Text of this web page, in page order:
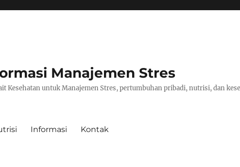
Manajemen Stres
Kesehatan untuk Manajemen Stres, pertumbuhan pribadi, nutrisi, dan
Informasi Kontak